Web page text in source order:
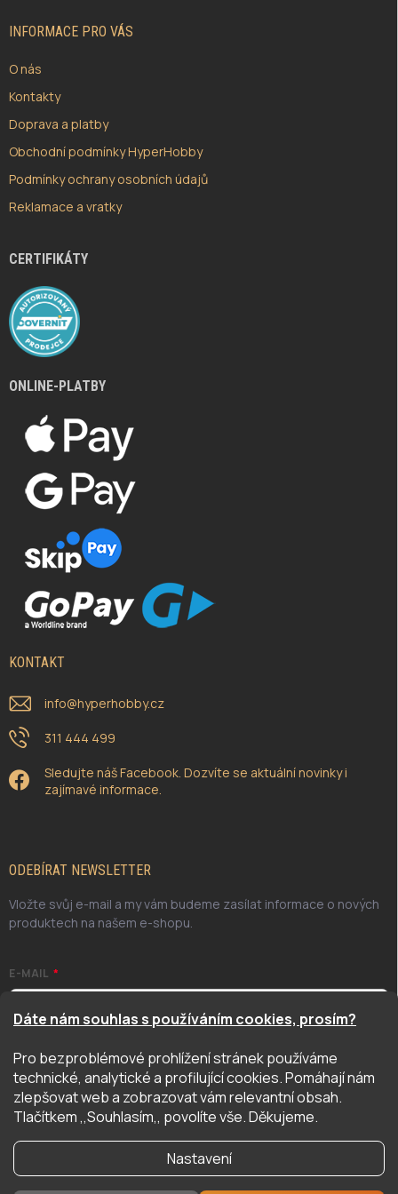
Dáte nám souhlas s používáním cookies, prosím?
Pro bezproblémové prohlížení stránek používáme
technické, analytické a profilující cookies. Pomáhají nám
zlepšovat web a zobrazovat vám relevantní obsah.
Tlačítkem ,,Souhlasím,, povolíte vše. Děkujeme.
Nastavení
INFORMACE PRO VÁS
O nás
Kontakty
Doprava a platby
Obchodní podmínky HyperHobby
Podmínky ochrany osobních údajů
Reklamace a vratky
CERTIFIKÁTY
ONLINE-PLATBY
KONTAKT
info@hyperhobby.cz
311 444 499
Sledujte náš Facebook. Dozvíte se aktuální novinky i
zajímavé informace.
ODEBÍRAT NEWSLETTER
Vložte svůj e-mail a my vám budeme zasílat informace o nových
produktech na našem e-shopu.
E-MAIL
Odesláním potvrzuji, že jsem se seznámil/a se zásadami
ochrany osobních údajů. Úplné znění naleznetezde
PŘIHLÁSIT SE